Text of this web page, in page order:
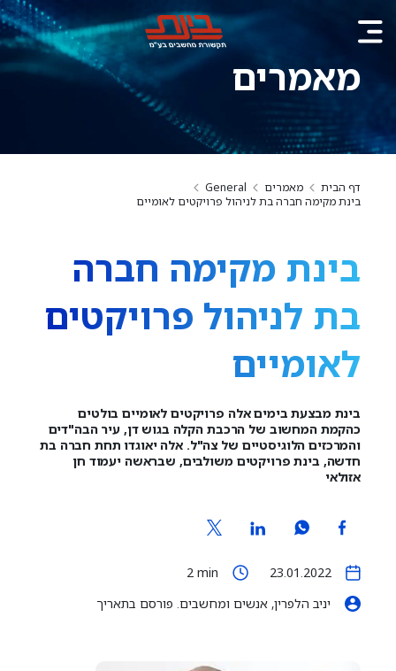
מאמרים
דף הבית מאמרים
General
בינת מקימה חברה בת לניהול פרויקטים לאומיים
בינת מקימה חברה
בת לניהול פרויקטים
לאומיים
בינת מבצעת בימים אלה פרויקטים לאומיים בולטים
כהקמת המחשוב של הרכבת הקלה בגוש דן, עיר הבה"דים
והמרכזים הלוגיסטיים של צה"ל. אלה יאוגדו תחת חברה בת
חדשה, בינת פרויקטים משולבים, שבראשה יעמוד חן
אזולאי
23.01.2022
2 min
יניב הלפרין, אנשים ומחשבים. פורסם בתאריך